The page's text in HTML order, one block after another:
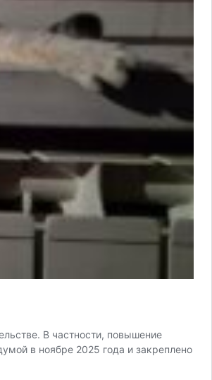
В частности, повышение
в ноябре 2025 года и закреплено